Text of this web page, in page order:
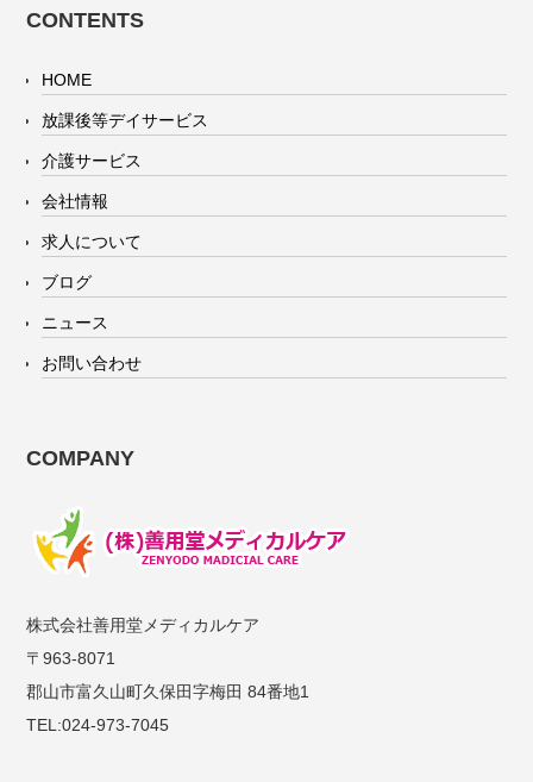
CONTENTS
HOME
放課後等デイサービス
介護サービス
会社情報
求人について
ブログ
ニュース
お問い合わせ
COMPANY
株式会社善用堂メディカルケア
〒963-8071
郡山市富久山町久保田字梅田 84番地1
TEL:024-973-7045